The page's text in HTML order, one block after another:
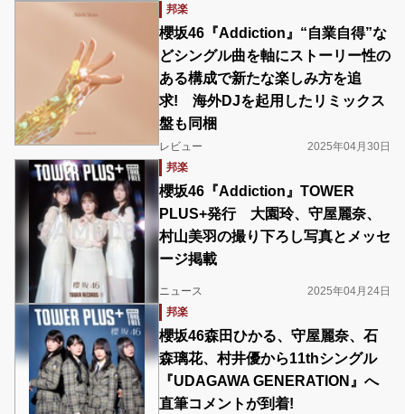
邦楽
櫻坂46『Addiction』“自業自得”な
どシングル曲を軸にストーリー性の
ある構成で新たな楽しみ方を追
求! 海外DJを起用したリミックス
盤も同梱
レビュー
2025年04月30日
邦楽
櫻坂46『Addiction』TOWER
PLUS+発行 大園玲、守屋麗奈、
村山美羽の撮り下ろし写真とメッセ
ージ掲載
ニュース
2025年04月24日
邦楽
櫻坂46森田ひかる、守屋麗奈、石
森璃花、村井優から11thシングル
『UDAGAWA GENERATION』へ
直筆コメントが到着!